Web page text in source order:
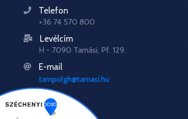
Telefon
+36 74 570 800
Levélcím
H - 7090 Tamási, Pf. 129.
E-mail
tampolgh@tamasi.hu